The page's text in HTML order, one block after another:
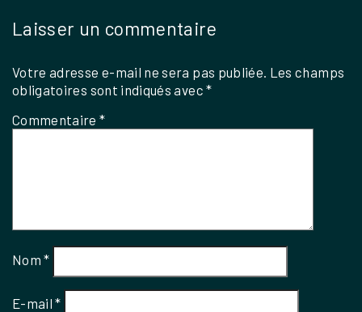
Laisser un commentaire
Votre adresse e-mail ne sera pas publiée. Les champs
obligatoires sont indiqués avec*
Commentaire*
Nom*
E-mail*